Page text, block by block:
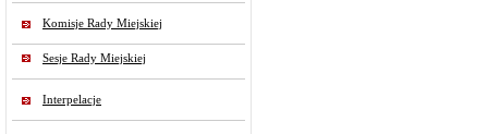
Komisje Rady Miejskiej
Sesje Rady Miejskiej
Interpelacje